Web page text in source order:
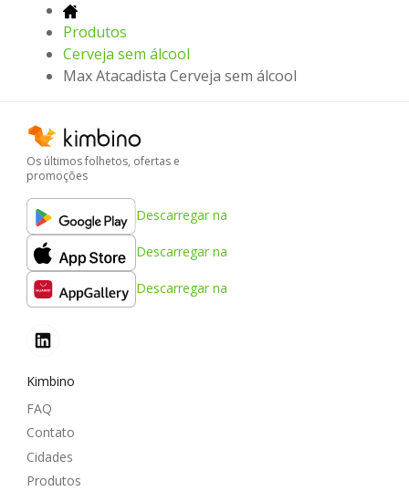
Produtos
Cerveja sem álcool
Max Atacadista Cerveja sem álcool
Os últimos folhetos, ofertas e
promoções
Descarregar na
Descarregar na
Descarregar na
Kimbino
FAQ
Contato
Cidades
Produtos